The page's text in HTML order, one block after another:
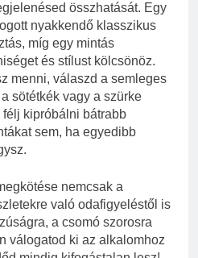
összhatását. Egy
nyakkendő klasszikus
míg egy mintás
és stílust kölcsönöz.
menni, válaszd a semleges
sötétkék vagy a szürke
kipróbálni bátrabb
sem, ha egyedibb
nemcsak a
való odafigyeléstől is
a csomó szorosra
válogatod ki az alkalomhoz